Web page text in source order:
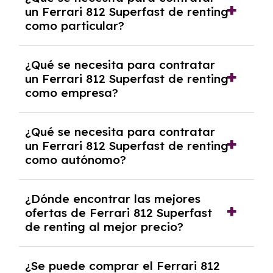
cancelación anticipada. Es importante revisar
las condiciones del contrato y hablar con un
experto que te asesore.
un Ferrari 812 Superfast de renting
como particular?
y, en algunos casos, una consulta de solvencia
crediticia y un pago inicial.
¿Qué se necesita para contratar
un Ferrari 812 Superfast de renting
como empresa?
documentación financiera y, en algunos
casos, un informe de solvencia de la empresa
y un pago inicial.
¿Qué se necesita para contratar
un Ferrari 812 Superfast de renting
como autónomo?
autónomos, justificante de ingresos y, en
algunos casos, un informe fiscal y un pago
inicial.
¿Dónde encontrar las mejores
ofertas de Ferrari 812 Superfast
de renting al mejor precio?
mejores ofertas de vehículos de renting con
¿Se puede comprar el Ferrari 812